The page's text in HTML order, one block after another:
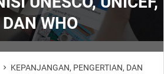
DAN WHO

KEPANJANGAN, PENGERTIAN, DAN